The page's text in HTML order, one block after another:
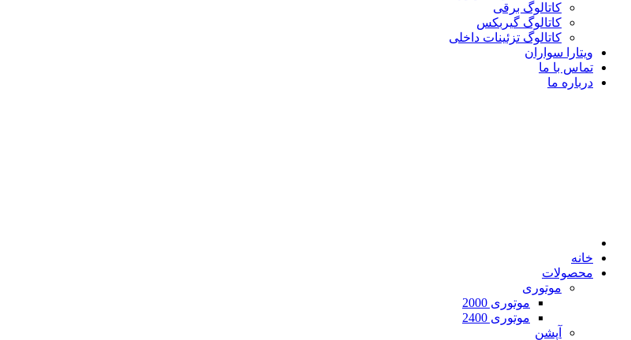
کاتالوگ برقی
کاتالوگ گیربکس
کاتالوگ تزئینات داخلی
ویتارا سواران
تماس با ما
درباره ما
خانه
محصولات
موتوری
موتوری 2000
موتوری 2400
آپشن